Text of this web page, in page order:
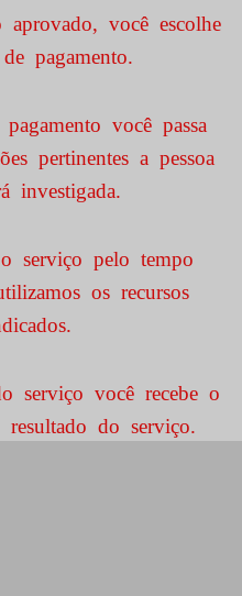
aprovado, você escolhe
pagamento.
você passa
pertinentes a pessoa
investigada.
serviço pelo tempo
os recursos
serviço você recebe o
do serviço.